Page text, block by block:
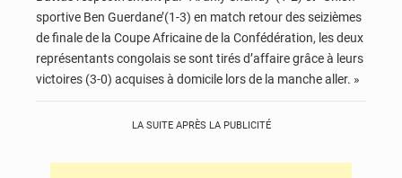
sportive Ben Guerdane’(1-3) en match retour des seizièmes
de finale de la Coupe Africaine de la Confédération, les deux
représentants congolais se sont tirés d’affaire grâce à leurs
victoires (3-0) acquises à domicile lors de la manche aller. »
LA SUITE APRÈS LA PUBLICITÉ